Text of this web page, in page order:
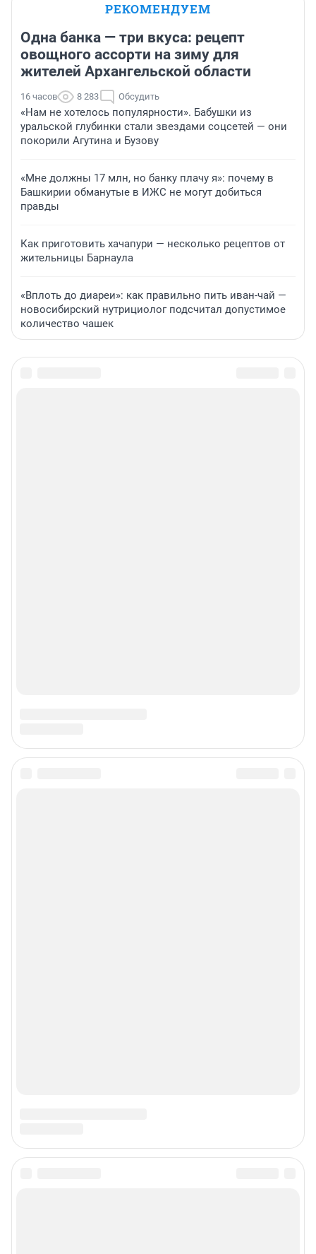
РЕКОМЕНДУЕМ
Одна банка — три вкуса: рецепт
овощного ассорти на зиму для
жителей Архангельской области
16 часов 8 283 Обсудить
«Нам не хотелось популярности». Бабушки из
уральской глубинки стали звездами соцсетей — они
покорили Агутина и Бузову
«Мне должны 17 млн, но банку плачу я»: почему в
Башкирии обманутые в ИЖС не могут добиться
правды
Как приготовить хачапури — несколько рецептов от
жительницы Барнаула
«Вплоть до диареи»: как правильно пить иван-чай —
новосибирский нутрициолог подсчитал допустимое
количество чашек